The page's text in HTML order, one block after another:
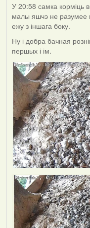
У 20:58 самка корміць
малы яшчэ не разумее
ежу з іншага боку.
Ну і добра бачная
першых і ім.